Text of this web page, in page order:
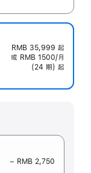
RMB 35,999 起
或 RMB 1500/月
(24 期) 起
− RMB 2,750